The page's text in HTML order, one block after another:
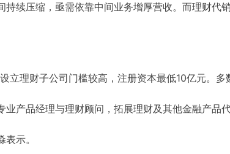
持续压缩，亟需依靠中间业务增厚营收。而理财代
立理财子公司门槛较高，注册资本最低10亿元。
业产品经理与理财顾问，拓展理财及其他金融产品
示。